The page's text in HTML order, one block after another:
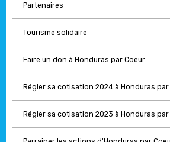
Partenaires
Tourisme solidaire
Faire un don à Honduras par Coeur
Régler sa cotisation 2024 à Honduras par
Régler sa cotisation 2023 à Honduras par